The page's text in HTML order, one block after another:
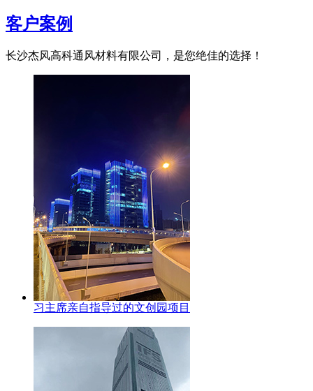
客户案例
长沙杰风高科通风材料有限公司，是您绝佳的选择！
习主席亲自指导过的文创园项目